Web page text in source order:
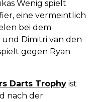
Wenig spielt
eine vermeintlich
bei dem
Dimitri van den
gegen Ryan
Darts Trophy ist
nach der